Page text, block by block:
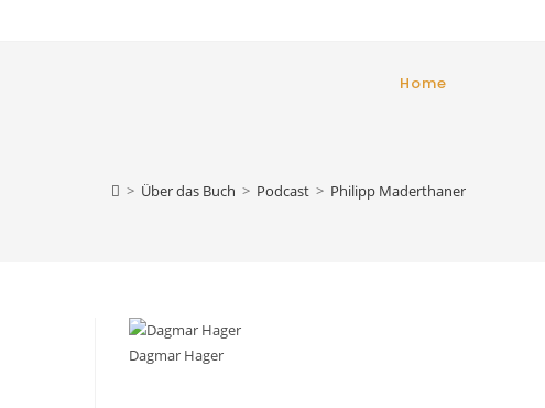
Home
> Über das Buch > Podcast > Philipp Maderthaner
Dagmar Hager